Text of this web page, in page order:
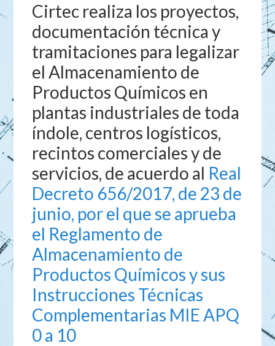
Cirtec realiza los proyectos,
documentación técnica y
tramitaciones para legalizar
el Almacenamiento de
Productos Químicos en
plantas industriales de toda
índole, centros logísticos,
recintos comerciales y de
servicios, de acuerdo al Real
Decreto 656/2017, de 23 de
junio, por el que se aprueba
el Reglamento de
Almacenamiento de
Productos Químicos y sus
Instrucciones Técnicas
Complementarias MIE APQ
0 a 10